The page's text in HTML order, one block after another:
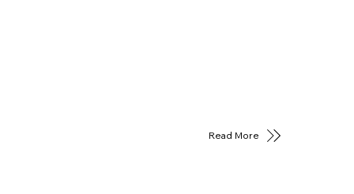
Read More